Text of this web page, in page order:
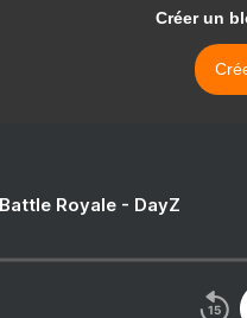
Créer un
Royale - DayZ